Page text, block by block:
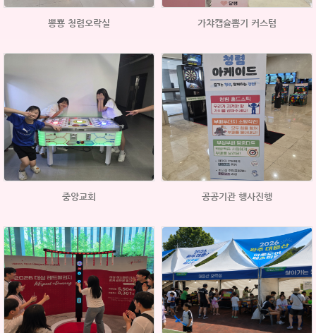
뽕뿅 청렴오락실 가챠캡슐뽑기 커스텀
중앙교회 공공기관 행사진행